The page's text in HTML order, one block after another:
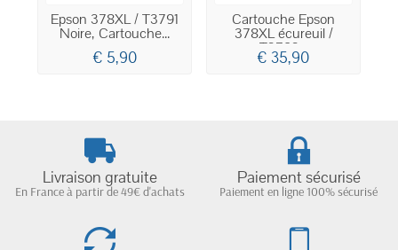
Epson 378XL / T3791
Noire, Cartouche...
€ 5,90
Cartouche Epson
378XL écureuil /
T3793...
€ 35,90
Livraison gratuite
En France à partir de 49€ d'achats
Paiement sécurisé
Paiement en ligne 100% sécurisé